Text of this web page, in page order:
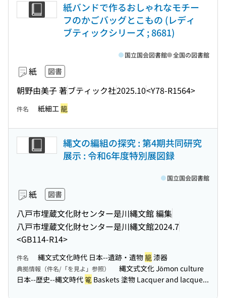
紙バンドで作るおしゃれなモチー
フのかごバッグとこもの (レディ
ブティックシリーズ ; 8681)
紙 図書
朝野由美子 著ブティック社2025.10<Y78-R1564>
国立国会図書館 全国の図書館
件名 紙細工籠
縄文の編組の探究 : 第4期共同研究
展示 : 令和6年度特別展図録
紙 図書
八戸市埋蔵文化財センター是川縄文館 編集
八戸市埋蔵文化財センター是川縄文館2024.7
<GB114-R14>
国立国会図書館
件名 縄文式文化時代 日本--遺跡・遺物籠漆器
典拠情報（件名/「を見よ」参照）
縄文式文化 Jōmon culture
日本--歴史--縄文時代篭 Baskets 塗物 Lacquer and lacque...